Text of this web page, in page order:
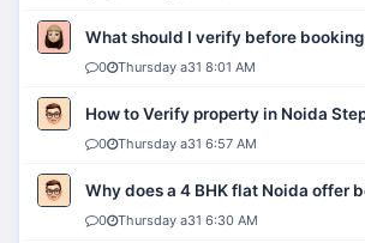
What should I verify before booking
0 Thursday a31 8:01 AM
How to Verify property in Noida
0 Thursday a31 6:57 AM
Why does a 4 BHK flat Noida offer
0 Thursday a31 6:30 AM